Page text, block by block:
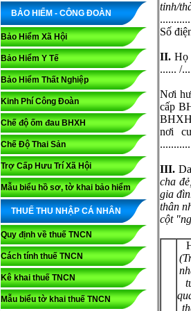
BẢO HIỂM - CÔNG ĐOÀN
Bảo Hiểm Xã Hội
Bảo Hiểm Y Tế
Bảo Hiểm Thất Nghiệp
Kinh Phí Công Đoàn
Chế độ ốm đau BHXH
Chế Độ Thai Sản
Trợ Cấp Hưu Trí Xã Hội
Mẫu biểu hồ sơ, tờ khai bảo hiểm
THUẾ THU NHẬP CÁ NHÂN
Quy định về thuế TNCN
Cách tính thuế TNCN
Kê khai thuế TNCN
Mẫu biểu tờ khai thuế TNCN
tỉnh/
Số
II. Họ
...... /
Nơi
cấp
nơi
III.
cha
gia
thân
cột